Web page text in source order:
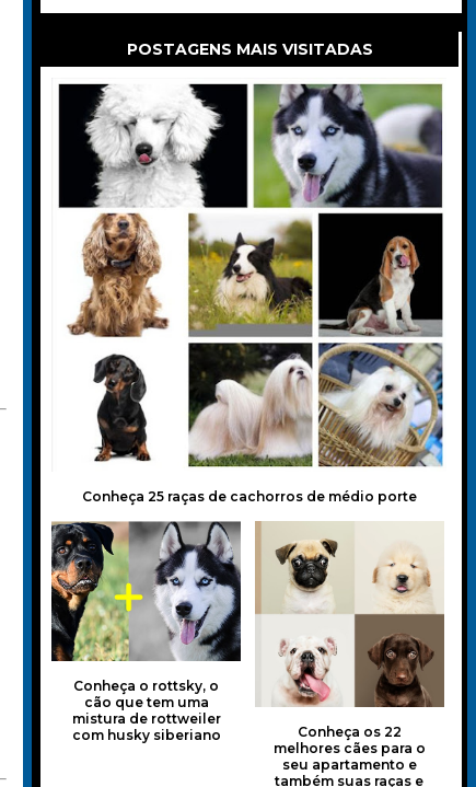
POSTAGENS MAIS VISITADAS
Conheça 25 raças de cachorros de médio porte
Conheça o rottsky, o
cão que tem uma
mistura de rottweiler
com husky siberiano
Conheça os 22
melhores cães para o
seu apartamento e
também suas raças e